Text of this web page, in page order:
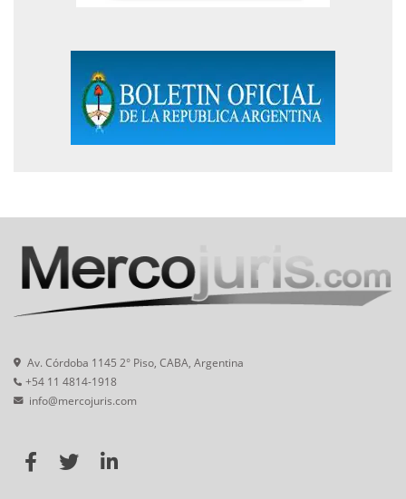
Av. Córdoba 1145 2° Piso, CABA, Argentina
+54 11 4814-1918
info@mercojuris.com